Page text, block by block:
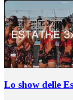
Lo show delle